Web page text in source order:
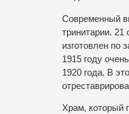
Современный
тринитарии.
изготовлен по
1915 году
1920 года. В
Храм, который